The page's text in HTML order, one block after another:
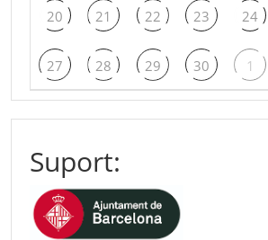
20 21 22 23 24
27 28 29 30 1
Suport: